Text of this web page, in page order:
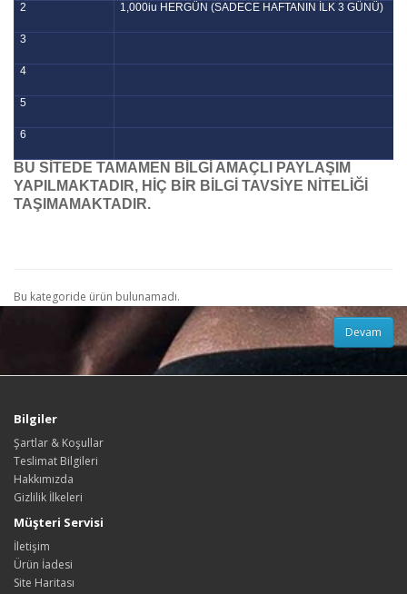
2 1,000iu HERGÜN (SADECE HAFTANIN İLK 3 GÜNÜ)
3
4
5
6
BU SİTEDE TAMAMEN BİLGİ AMAÇLI PAYLAŞIM
YAPILMAKTADIR, HİÇ BİR BİLGİ TAVSİYE NİTELİĞİ
TAŞIMAMAKTADIR.
Bu kategoride ürün bulunamadı.
Devam
Bilgiler
Şartlar & Koşullar
Teslimat Bilgileri
Hakkımızda
Gizlilik İlkeleri
Müşteri Servisi
İletişim
Ürün İadesi
Site Haritası